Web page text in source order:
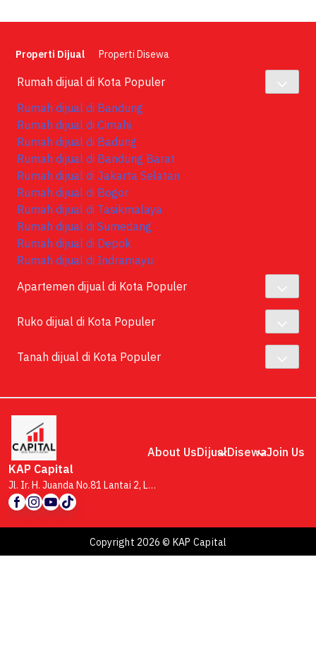
Properti Dijual Properti Disewa
Rumah dijual di Kota Populer
Rumah dijual di Bandung
Rumah dijual di Cimahi
Rumah dijual di Badung
Rumah dijual di Bandung Barat
Rumah dijual di Jakarta Selatan
Rumah dijual di Bogor
Rumah dijual di Tasikmalaya
Rumah dijual di Sumedang
Rumah dijual di Depok
Rumah dijual di Indramayu
Apartemen dijual di Kota Populer
Ruko dijual di Kota Populer
Tanah dijual di Kota Populer
About UsDijualDisewaJoin Us
KAP Capital
Jl. Ir. H. Juanda No.81 Lantai 2, Lb. Siliwangi, Kecamatan Coblong, Kota Bandung, Jawa Barat 40132
Copyright 2026 © KAP Capital